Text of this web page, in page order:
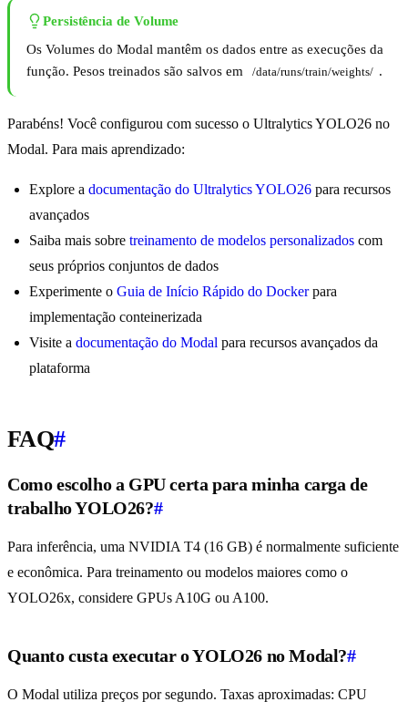
Persistência de Volume
Os Volumes do Modal mantêm os dados entre as execuções da
função. Pesos treinados são salvos em
/data/runs/train/weights/ .
Parabéns! Você configurou com sucesso o Ultralytics YOLO26 no
Modal. Para mais aprendizado:
Explore a documentação do Ultralytics YOLO26 para recursos
avançados
Saiba mais sobre treinamento de modelos personalizados com
seus próprios conjuntos de dados
Experimente o Guia de Início Rápido do Dockerpara
implementação conteinerizada
Visite a documentação do Modal para recursos avançados da
plataforma
FAQ#
Como escolho a GPU certa para minha carga de
trabalho YOLO26?#
Para inferência, uma NVIDIA T4 (16 GB) é normalmente suficiente
e econômica. Para treinamento ou modelos maiores como o
YOLO26x, considere GPUs A10G ou A100.
Quanto custa executar o YOLO26 no Modal?#
O Modal utiliza preços por segundo. Taxas aproximadas: CPU